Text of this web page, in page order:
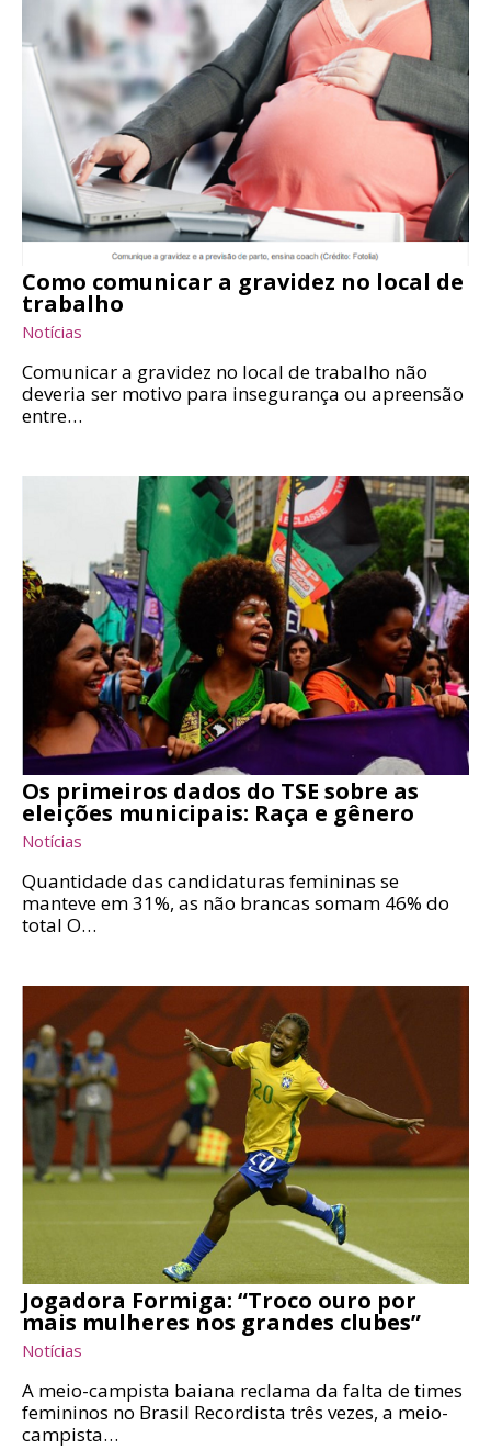
Como comunicar a gravidez no local de
trabalho
Notícias
Comunicar a gravidez no local de trabalho não
deveria ser motivo para insegurança ou apreensão
entre…
Os primeiros dados do TSE sobre as
eleições municipais: Raça e gênero
Notícias
Quantidade das candidaturas femininas se
manteve em 31%, as não brancas somam 46% do
total O…
Jogadora Formiga: “Troco ouro por
mais mulheres nos grandes clubes”
Notícias
A meio-campista baiana reclama da falta de times
femininos no Brasil Recordista três vezes, a meio-
campista…